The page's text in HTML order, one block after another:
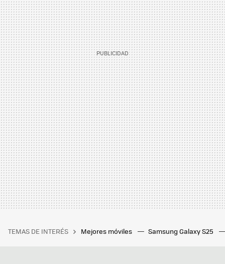
TEMAS DE INTERÉS Mejores móviles Samsung Galaxy S25